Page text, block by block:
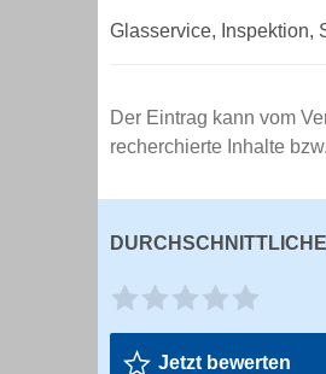
Glasservice, Inspektion,
Der Eintrag kann vom
recherchierte Inhalte
Jetzt bewerten